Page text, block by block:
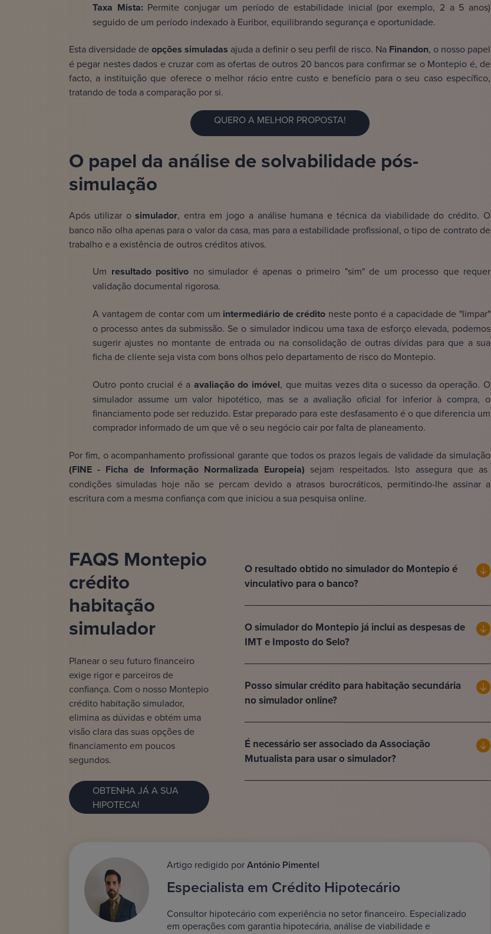
Taxa Mista: Permite conjugar um período de estabilidade inicial (por exemplo, 2 a 5 anos)
seguido de um período indexado à Euribor, equilibrando segurança e oportunidade.
Esta diversidade de opções simuladas ajuda a definir o seu perfil de risco. Na Finandon, o nosso papel
é pegar nestes dados e cruzar com as ofertas de outros 20 bancos para confirmar se o Montepio é, de
facto, a instituição que oferece o melhor rácio entre custo e benefício para o seu caso específico,
tratando de toda a comparação por si.
QUERO A MELHOR PROPOSTA!
O papel da análise de solvabilidade pós-
simulação
Após utilizar osimulador, entra em jogo a análise humana e técnica da viabilidade do crédito. O
banco não olha apenas para o valor da casa, mas para a estabilidade profissional, o tipo de contrato de
trabalho e a existência de outros créditos ativos.
Um resultado positivo no simulador é apenas o primeiro "sim" de um processo que requer
validação documental rigorosa.
A vantagem de contar com um intermediário de crédito neste ponto é a capacidade de "limpar"
o processo antes da submissão. Se o simulador indicou uma taxa de esforço elevada, podemos
sugerir ajustes no montante de entrada ou na consolidação de outras dívidas para que a sua
ficha de cliente seja vista com bons olhos pelo departamento de risco do Montepio.
Outro ponto crucial é a avaliação do imóvel, que muitas vezes dita o sucesso da operação. O
simulador assume um valor hipotético, mas se a avaliação oficial for inferior à compra, o
financiamento pode ser reduzido. Estar preparado para este desfasamento é o que diferencia um
comprador informado de um que vê o seu negócio cair por falta de planeamento.
Por fim, o acompanhamento profissional garante que todos os prazos legais de validade da simulação
(FINE - Ficha de Informação Normalizada Europeia) sejam respeitados. Isto assegura que as
condições simuladas hoje não se percam devido a atrasos burocráticos, permitindo-lhe assinar a
escritura com a mesma confiança com que iniciou a sua pesquisa online.
FAQS Montepio
crédito
habitação
simulador
Planear o seu futuro financeiro
exige rigor e parceiros de
confiança. Com o nosso Montepio
crédito habitação simulador,
elimina as dúvidas e obtém uma
visão clara das suas opções de
financiamento em poucos
segundos.
OBTENHA JÁ A SUA
HIPOTECA!
O resultado obtido no simulador do Montepio é
vinculativo para o banco?
O simulador do Montepio já inclui as despesas de
IMT e Imposto do Selo?
Posso simular crédito para habitação secundária
no simulador online?
É necessário ser associado da Associação
Mutualista para usar o simulador?
Artigo redigido porAntónio Pimentel
Especialista em Crédito Hipotecário
Consultor hipotecário com experiência no setor financeiro. Especializado
em operações com garantia hipotecária, análise de viabilidade e